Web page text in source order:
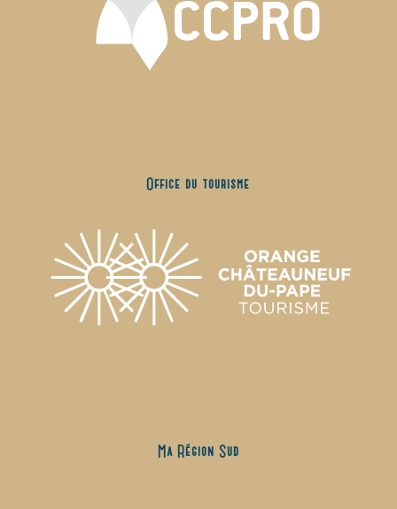
Office du tourisme
Ma Région Sud